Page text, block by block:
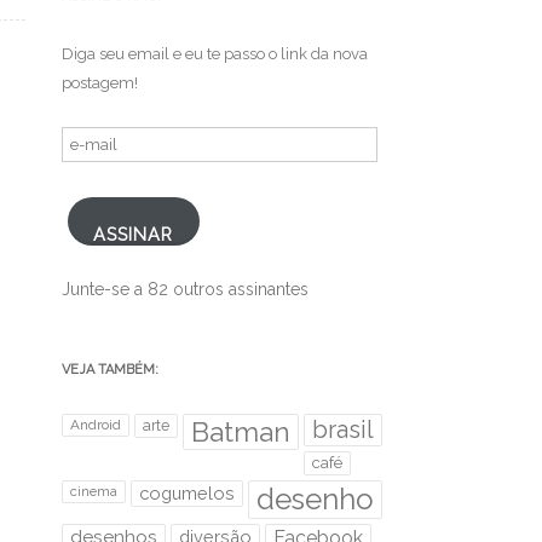
Diga seu email e eu te passo o link da nova
postagem!
e-
mail
ASSINAR
Junte-se a 82 outros assinantes
VEJA TAMBÉM:
Android arte Batman brasil
café
cinema cogumelos desenho
desenhos diversão Facebook